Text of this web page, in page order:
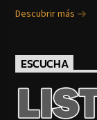
Descubrir más
ESCUCHA